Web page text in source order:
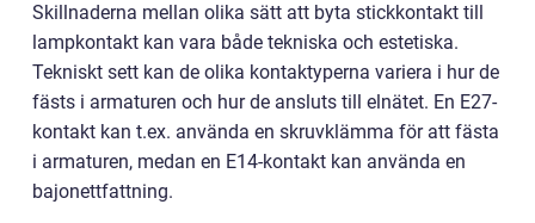
Skillnaderna mellan olika sätt att byta stickkontakt till
lampkontakt kan vara både tekniska och estetiska.
Tekniskt sett kan de olika kontaktyperna variera i hur de
fästs i armaturen och hur de ansluts till elnätet. En E27-
kontakt kan t.ex. använda en skruvklämma för att fästa
i armaturen, medan en E14-kontakt kan använda en
bajonettfattning.